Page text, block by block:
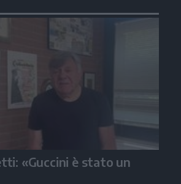
«Guccini è stato un